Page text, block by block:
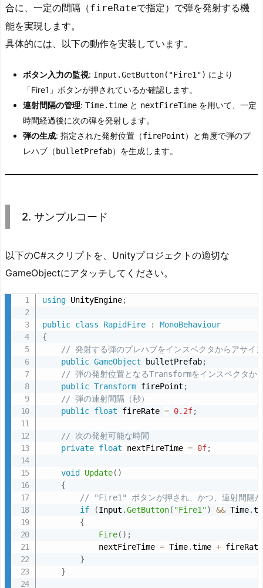
サ
ン
3.
3.
使
方
ス
タ
イ
ズ
ポ
イ
ン
5.
n
p
u
S
y
s
t
e
m
合に、一定の間隔（fireRateで指定）で弾を発射する機
能を実現します。
具体的には、以下の動作を実装しています。
ボタン入力の監視: Input.GetButton("Fire1") により
「Fire1」ボタンが押されているか確認します。
連射間隔の管理: Time.time と nextFireTime を用いて、一定
時間経過後に次の弾を発射します。
弾の生成: 指定された発射位置（firePoint）と角度で弾のプ
レハブ（ bulletPrefab）を生成します。
2. サンプルコード
以下のC#スクリプトを、Unityプロジェクトの適切な
GameObjectにアタッチしてください。
using UnityEngine;
public class RapidFire :
MonoBehaviour
{
// 発射する弾のプレハブをインスペクタからアサイ
public GameObject bulletPrefab;
// 弾の発射位置となるTransformをインスペクタか
public Transform firePoint ;
// 弾の連射間隔（秒）
public float fireRate = 0.2f;
// 次の発射可能な時間
private float nextFireTime = 0f;
void Update( )
{
// "Fire1" ボタンが押され、かつ、連射間隔が
if
(Input .GetButton( "Fire1") && Time.
{
Fire( ) ;
            nextFireTime
= Time.time + fireRate
}
}